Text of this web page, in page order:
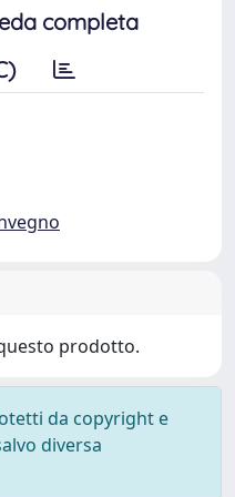
completa
prodotto.
da copyright e
diversa